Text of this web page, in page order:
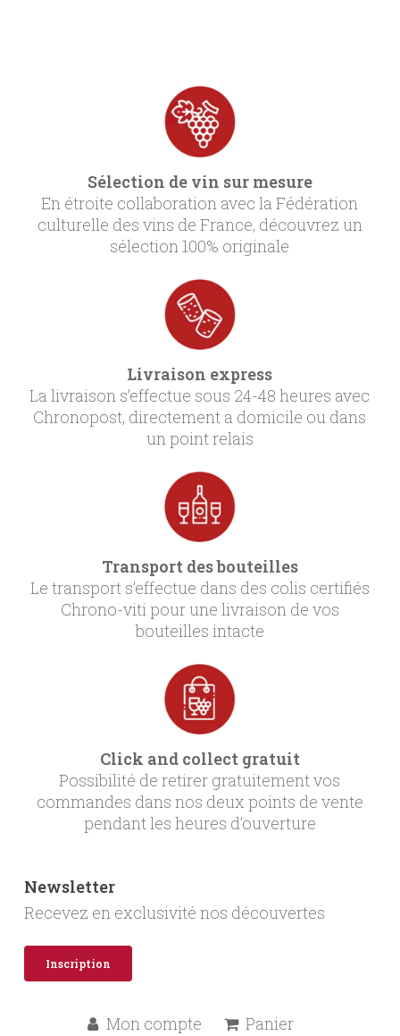
Sélection de vin sur mesure
En étroite collaboration avec la Fédération
culturelle des vins de France, découvrez un
sélection 100% originale
Livraison express
La livraison s’effectue sous 24-48 heures avec
Chronopost, directement a domicile ou dans
un point relais
Transport des bouteilles
Le transport s’effectue dans des colis certifiés
Chrono-viti pour une livraison de vos
bouteilles intacte
Click and collect gratuit
Possibilité de retirer gratuitement vos
commandes dans nos deux points de vente
pendant les heures d’ouverture
Newsletter
Recevez en exclusivité nos découvertes
Inscription
Mon compte Panier